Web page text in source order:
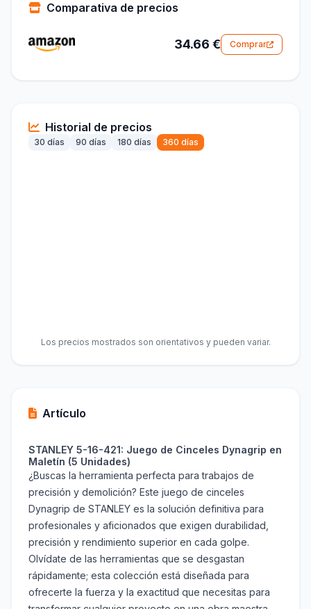
Comparativa de precios
34.66 € Comprar
Historial de precios
30 días 90 días 180 días 360 días
Los precios mostrados son orientativos y pueden variar.
Artículo
STANLEY 5-16-421: Juego de Cinceles Dynagrip en
Maletín (5 Unidades)
¿Buscas la herramienta perfecta para trabajos de
precisión y demolición? Este juego de cinceles
Dynagrip de STANLEY es la solución definitiva para
profesionales y aficionados que exigen durabilidad,
precisión y rendimiento superior en cada golpe.
Olvídate de las herramientas que se desgastan
rápidamente; esta colección está diseñada para
ofrecerte la fuerza y la exactitud que necesitas para